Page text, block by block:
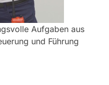
Aufgaben aus
und Führung